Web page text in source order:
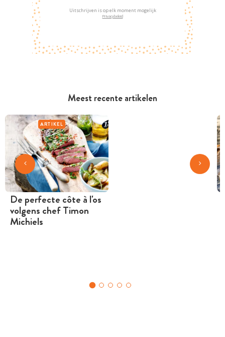
Meest recente artikelen
ARTIKEL
De perfecte côte à l'os
volgens chef Timon
Michiels
Uitschrijven is op elk moment mogelijk
Privacybeleid